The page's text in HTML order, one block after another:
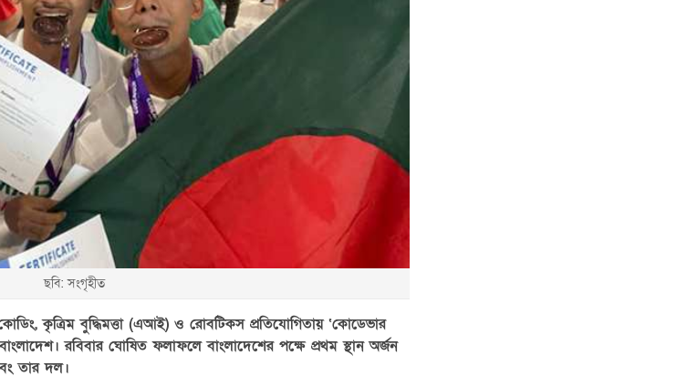
ছবি: সংগৃহীত
কৃত্রিম বুদ্ধিমত্তা (এআই) ও রোবটিকস প্রতিযোগিতায় ‘কোডেভার
রবিবার ঘোষিত ফলাফলে বাংলাদেশের পক্ষে প্রথম স্থান অর্জন
তার দল।